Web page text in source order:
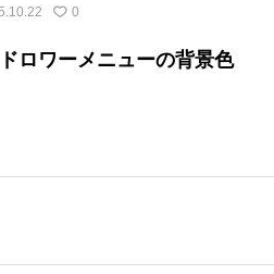
0
ロワーメニューの背景色